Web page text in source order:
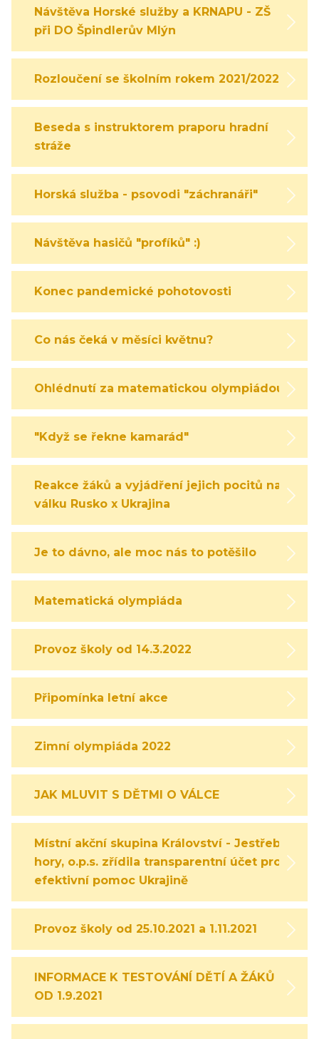
Návštěva Horské služby a KRNAPU - ZŠ
při DO Špindlerův Mlýn
Rozloučení se školním rokem 2021/2022
Beseda s instruktorem praporu hradní
stráže
Horská služba - psovodi "záchranáři"
Návštěva hasičů "profíků" :)
Konec pandemické pohotovosti
Co nás čeká v měsíci květnu?
Ohlédnutí za matematickou olympiádou
"Když se řekne kamarád"
Reakce žáků a vyjádření jejich pocitů na
válku Rusko x Ukrajina
Je to dávno, ale moc nás to potěšilo
Matematická olympiáda
Provoz školy od 14.3.2022
Připomínka letní akce
Zimní olympiáda 2022
JAK MLUVIT S DĚTMI O VÁLCE
Místní akční skupina Království - Jestřebí
hory, o.p.s. zřídila transparentní účet pro
efektivní pomoc Ukrajině
Provoz školy od 25.10.2021 a 1.11.2021
INFORMACE K TESTOVÁNÍ DĚTÍ A ŽÁKŮ
OD 1.9.2021